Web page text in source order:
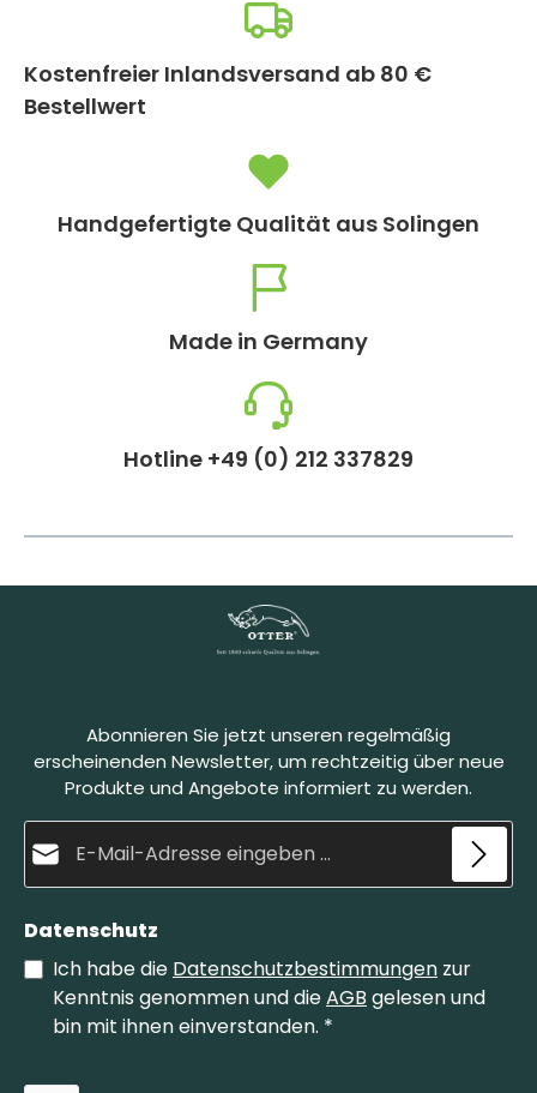
Kostenfreier Inlandsversand ab 80 €
Bestellwert
Handgefertigte Qualität aus Solingen
Made in Germany
Hotline +49 (0) 212 337829
Abonnieren Sie jetzt unseren regelmäßig
erscheinenden Newsletter, um rechtzeitig über neue
Produkte und Angebote informiert zu werden.
Datenschutz
Ich habe die Datenschutzbestimmungen zur
Kenntnis genommen und dieAGB gelesen und
bin mit ihnen einverstanden. *